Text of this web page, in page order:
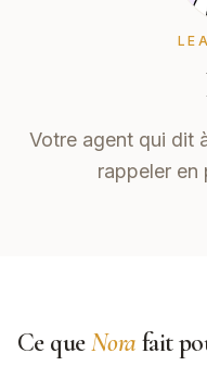
Votre agent qui dit
rappeler en
Ce queNora fait